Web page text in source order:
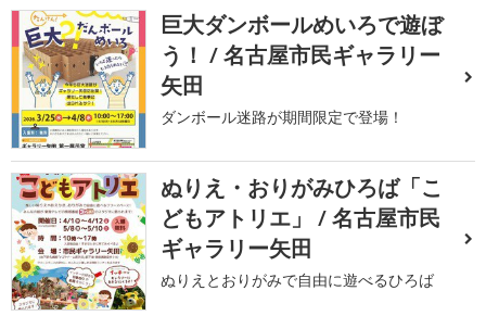
巨大ダンボールめいろで遊ぼ
う！ / 名古屋市民ギャラリー
矢田
ダンボール迷路が期間限定で登場！
ぬりえ・おりがみひろば「こ
どもアトリエ」 / 名古屋市民
ギャラリー矢田
ぬりえとおりがみで自由に遊べるひろば